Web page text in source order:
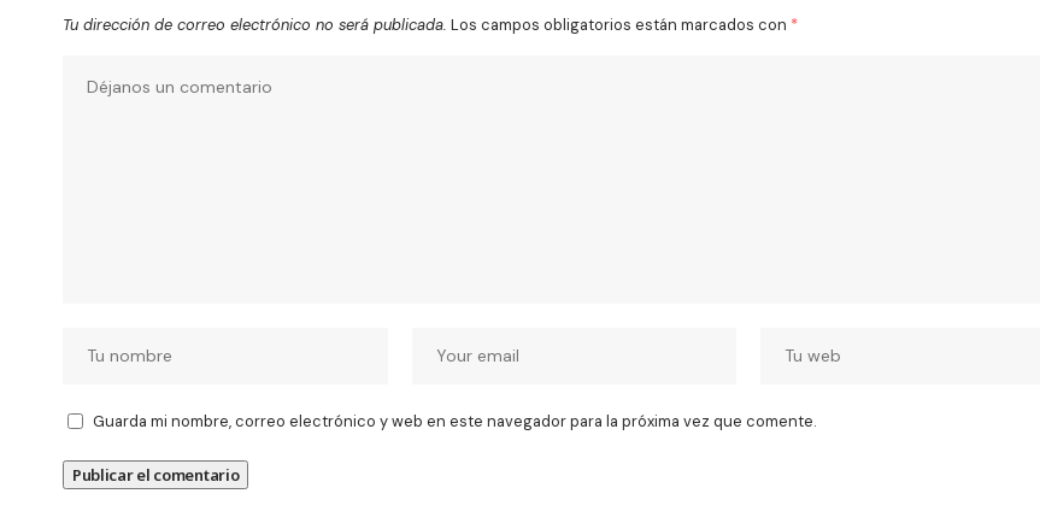
Tu dirección de correo electrónico no será publicada. Los campos obligatorios están marcados con *
Guarda mi nombre, correo electrónico y web en este navegador para la próxima vez que comente.